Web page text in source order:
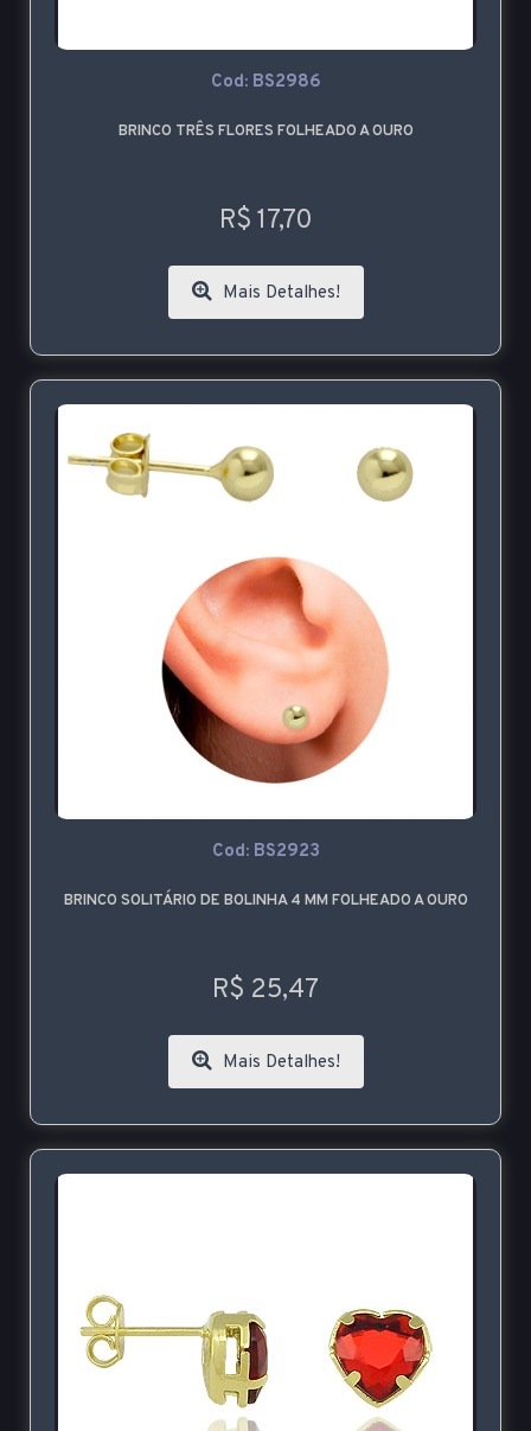
Cod: BS2986
BRINCO TRÊS FLORES FOLHEADO A OURO
R$ 17,70
Mais Detalhes!
Cod: BS2923
BRINCO SOLITÁRIO DE BOLINHA 4 MM FOLHEADO A OURO
R$ 25,47
Mais Detalhes!